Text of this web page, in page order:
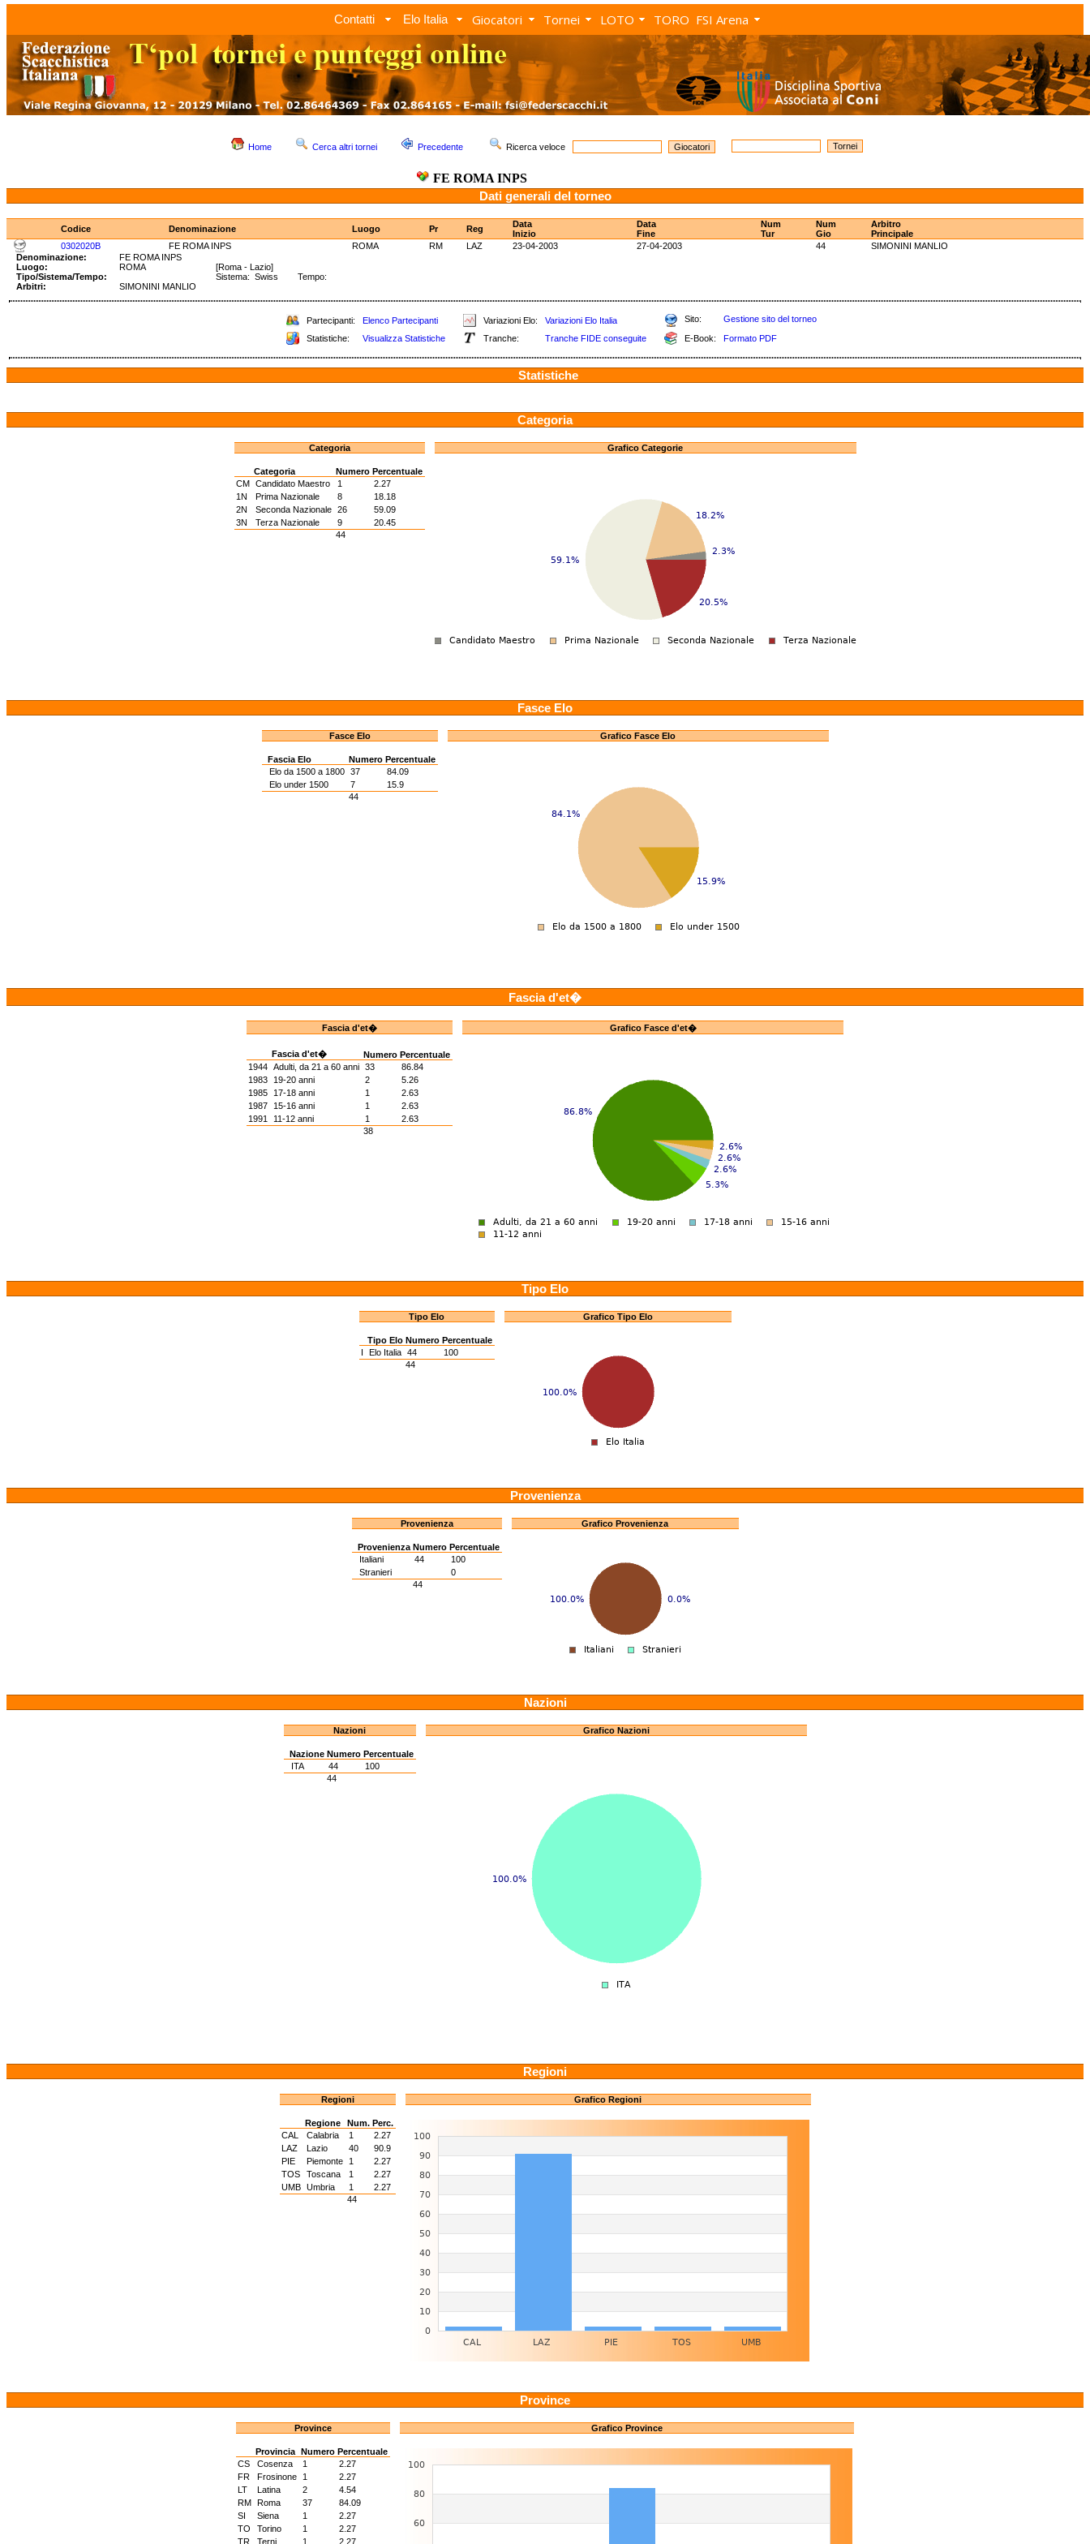
Contatti Elo Italia Giocatori Tornei LOTO TORO FSI Arena
Home Cerca altri tornei Precedente Ricerca veloce
FE ROMA INPS
Dati generali del torneo
Codice Denominazione Luogo Pr Reg
Data
Inizio
Data
Fine
Num
Tur
Num
Gio
Arbitro
Principale
0302020B
FE ROMA INPS ROMA RM LAZ 23-04-2003 27-04-2003 44
SIMONINI MANLIO
Denominazione:
FE ROMA INPS
Luogo:
ROMA
[Roma - Lazio]
Tipo/Sistema/Tempo:
Sistema: Swiss Tempo:
Arbitri:
SIMONINI MANLIO
Partecipanti: Elenco Partecipanti Variazioni Elo: Variazioni Elo Italia Sito:
Gestione sito del torneo
Statistiche:
Visualizza Statistiche Tranche: Tranche FIDE conseguite E-Book: Formato PDF
Statistiche
Categoria
Categoria
Categoria Numero Percentuale
CM Candidato Maestro 1
2.27
1N
Prima Nazionale 8
18.18
2N
Seconda Nazionale 26
59.09
3N
Terza Nazionale 9
20.45
44
Grafico Categorie
Fasce Elo
Fasce Elo
Fascia Elo Numero Percentuale
Elo da 1500 a 1800 37
84.09
Elo under 1500
7
15.9
44
Grafico Fasce Elo
Fascia d'et�
Fascia d'et�
Fascia d'et� Numero Percentuale
1944 Adulti, da 21 a 60 anni 33
86.84
1983
19-20 anni 2
5.26
1985
17-18 anni 1
2.63
1987
15-16 anni 1
2.63
1991
11-12 anni 1
2.63
38
Grafico Fasce d'et�
Tipo Elo
Tipo Elo
Tipo Elo Numero Percentuale
I
Elo Italia 44
100
44
Grafico Tipo Elo
Provenienza
Provenienza
Provenienza Numero Percentuale
Italiani
44
100
Stranieri
0
44
Grafico Provenienza
Nazioni
Nazioni
Nazione Numero Percentuale
ITA
44
100
44
Grafico Nazioni
Regioni
Regioni
Regione Num. Perc.
CAL
Calabria 1
2.27
LAZ
Lazio 40
90.9
PIE
Piemonte 1
2.27
TOS
Toscana 1
2.27
UMB Umbria 1
2.27
44
Grafico Regioni
Province
Province
Provincia Numero Percentuale
CS
Cosenza 1
2.27
FR
Frosinone 1
2.27
LT
Latina 2
4.54
RM Roma 37
84.09
SI
Siena 1
2.27
TO
Torino 1
2.27
TR
Terni 1 2.27
Grafico Province